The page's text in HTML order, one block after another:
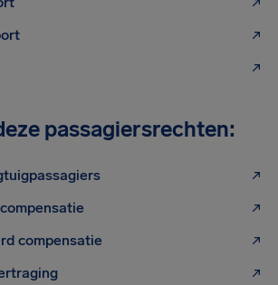
passagiersrechten:
compensatie